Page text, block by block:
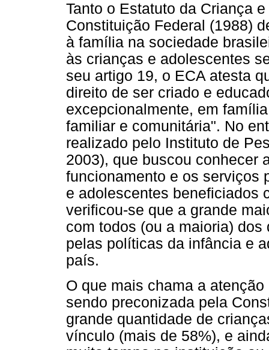
Tanto o Estatuto da Criança
Constituição Federal (1988)
à família na sociedade
às crianças e adolescentes
seu artigo 19, o ECA atesta
direito de ser criado e
excepcionalmente, em
familiar e comunitária". No
realizado pelo Instituto de
2003), que buscou conhecer
funcionamento e os serviços
e adolescentes beneficiados
verificou-se que a grande
com todos (ou a maioria)
pelas políticas da infância e
país.
O que mais chama a
sendo preconizada pela
grande quantidade de
vínculo (mais de 58%), e